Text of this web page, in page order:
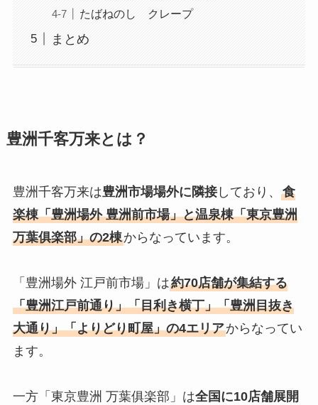
たばねのし クレープ
まとめ
豊洲千客万来とは？
豊洲千客万来は豊洲市場場外に隣接しており、 食
楽棟「豊洲場外 豊洲前市場」と温泉棟「東京豊洲
万葉俱楽部」の2棟からなっています。
「豊洲場外 江戸前市場」は約70店舗が集結する
「豊洲江戸前通り」「目利き横丁」「豊洲目抜き
大通り」「よりどり町屋」の4エリアからなってい
ます。
一方「東京豊洲 万葉俱楽部」は全国に10店舗展開